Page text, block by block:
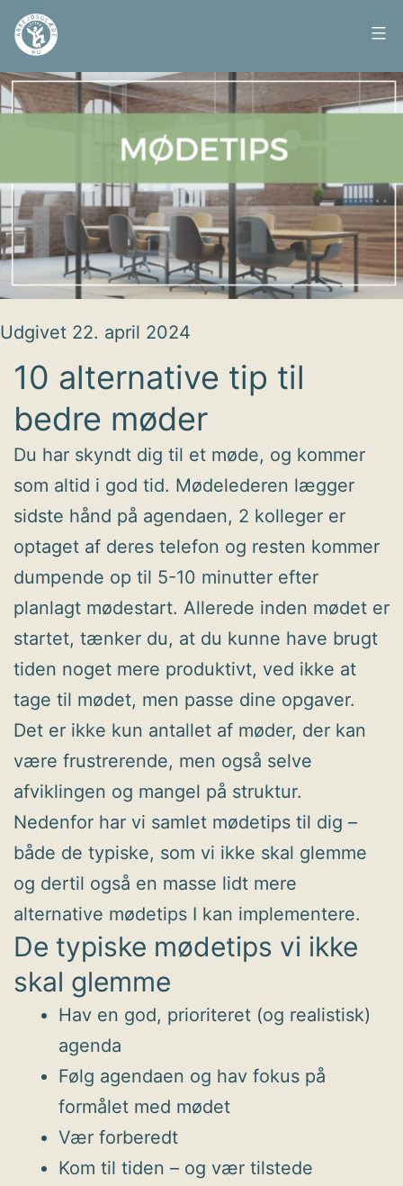
Fortsæt
indhold
Arbejdsglæde
nu
Udgivet 22. april 2024
10 alternative tip til
bedre møder
Du har skyndt dig til et møde, og kommer
som altid i god tid. Mødelederen lægger
sidste hånd på agendaen, 2 kolleger er
optaget af deres telefon og resten kommer
dumpende op til 5-10 minutter efter
planlagt mødestart. Allerede inden mødet er
startet, tænker du, at du kunne have brugt
tiden noget mere produktivt, ved ikke at
tage til mødet, men passe dine opgaver.
Det er ikke kun antallet af møder, der kan
være frustrerende, men også selve
afviklingen og mangel på struktur.
Nedenfor har vi samlet mødetips til dig –
både de typiske, som vi ikke skal glemme
og dertil også en masse lidt mere
alternative mødetips I kan implementere.
De typiske mødetips vi ikke
skal glemme
Hav en god, prioriteret (og realistisk)
agenda
Følg agendaen og hav fokus på
formålet med mødet
Vær forberedt
Kom til tiden – og vær tilstede